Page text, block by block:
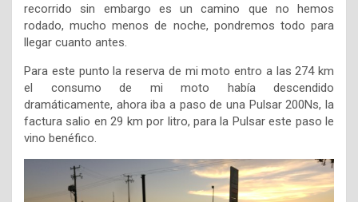
recorrido sin embargo es un camino que no hemos
rodado, mucho menos de noche, pondremos todo para
llegar cuanto antes.
Para este punto la reserva de mi moto entro a las 274 km
el consumo de mi moto había descendido
dramáticamente, ahora iba a paso de una Pulsar 200Ns, la
factura salio en 29 km por litro, para la Pulsar este paso le
vino benéfico.